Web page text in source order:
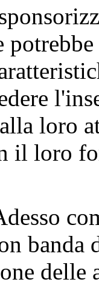
loro
il loro
banda
delle